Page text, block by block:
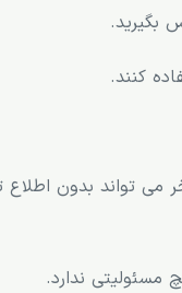
بگیرید.
می تواند بدون
ندارد.